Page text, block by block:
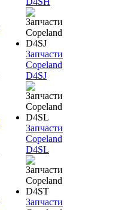
Запчасти
Copeland
D4SJ
Запчасти
Copeland
D4SL
Запчасти